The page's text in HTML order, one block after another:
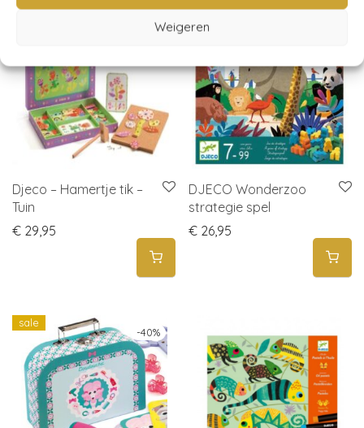
Weigeren
Djeco – Hamertje tik –
Tuin
€ 29,95
DJECO Wonderzoo
strategie spel
€ 26,95
-40%
sale